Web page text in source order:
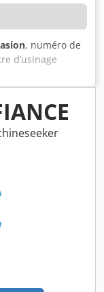
, numéro de
d’usinage
: 300
B,
unité de
de barres
: 2018,